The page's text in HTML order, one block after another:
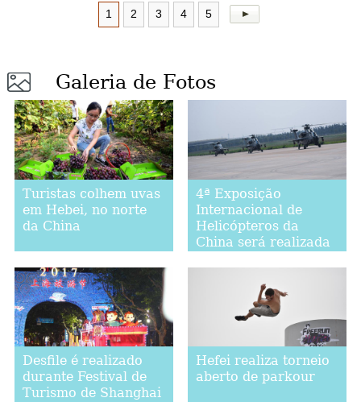
1 2 3 4 5
Galeria de Fotos
Turistas colhem uvas
em Hebei, no norte
da China
4ª Exposição
Internacional de
Helicópteros da
China será realizada
Desfile é realizado
durante Festival de
Turismo de Shanghai
Hefei realiza torneio
aberto de parkour